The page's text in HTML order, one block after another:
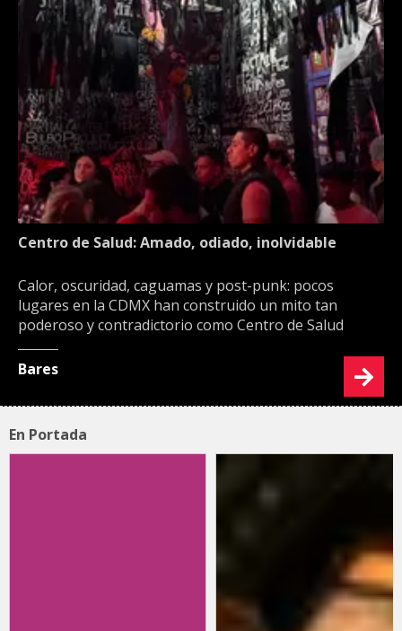
Centro de Salud: Amado, odiado, inolvidable
Calor, oscuridad, caguamas y post-punk: pocos
lugares en la CDMX han construido un mito tan
poderoso y contradictorio como Centro de Salud
Bares
En Portada